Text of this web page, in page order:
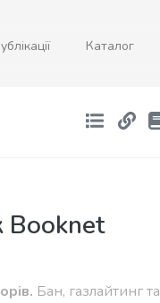
Каталог
Booknet
Бан, газлайтинг та